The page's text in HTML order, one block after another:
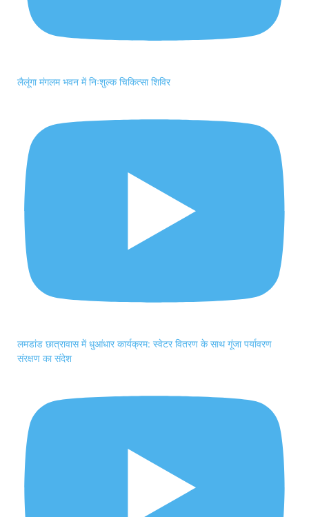
लैलूंगा मंगलम भवन में निःशुल्क चिकित्सा शिविर
लमडांड छात्रावास में धुआंधार कार्यक्रम: स्वेटर वितरण के साथ गूंजा पर्यावरण
संरक्षण का संदेश